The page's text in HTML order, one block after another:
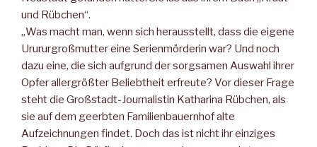
und Rübchen“.
„Was macht man, wenn sich herausstellt, dass die eigene
Urururgroßmutter eine Serienmörderin war? Und noch
dazu eine, die sich aufgrund der sorgsamen Auswahl ihrer
Opfer allergrößter Beliebtheit erfreute? Vor dieser Frage
steht die Großstadt-Journalistin Katharina Rübchen, als
sie auf dem geerbten Familienbauernhof alte
Aufzeichnungen findet. Doch das ist nicht ihr einziges